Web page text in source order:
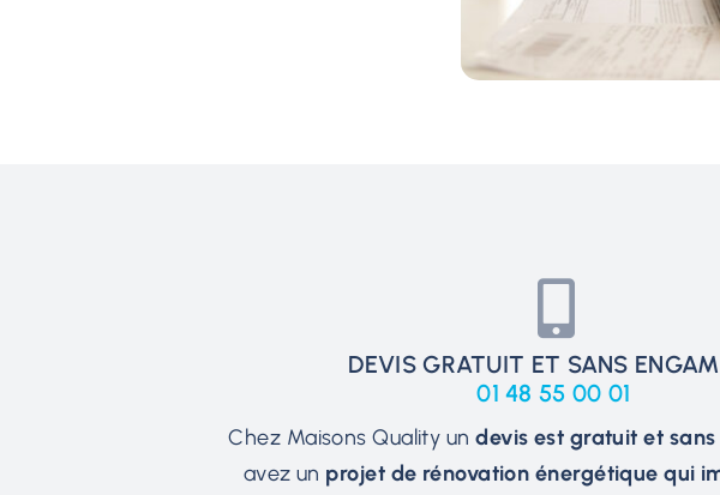
DEVIS GRATUIT ET SANS
01 48 55 00 01
Chez Maisons Quality undevis est gratuit et
avez un projet de rénovation énergétique qui